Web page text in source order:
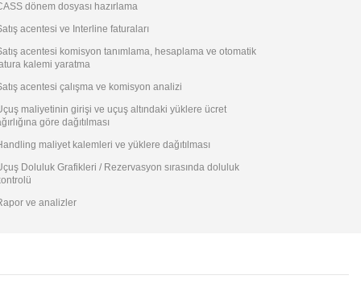
dönem dosyası hazırlama
acentesi ve Interline faturaları
acentesi komisyon tanımlama, hesaplama ve otomatik
kalemi yaratma
acentesi çalışma ve komisyon analizi
maliyetinin girişi ve uçuş altındaki yüklere ücret
göre dağıtılması
maliyet kalemleri ve yüklere dağıtılması
Doluluk Grafikleri / Rezervasyon sırasında doluluk
ve analizler